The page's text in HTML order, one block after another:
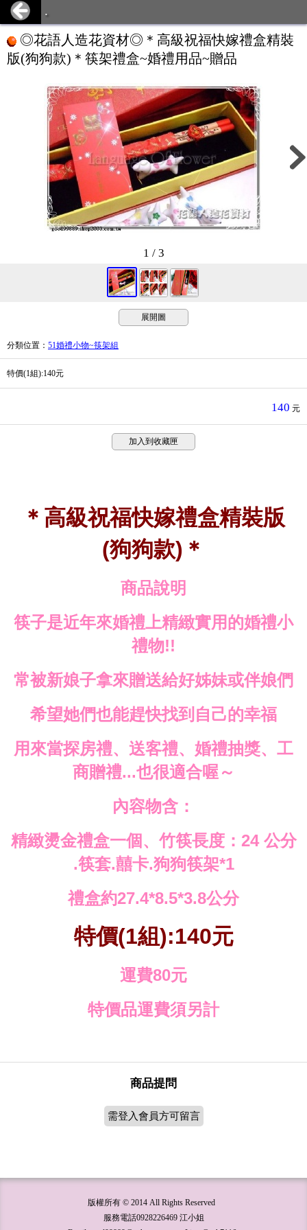
.
◎花語人造花資材◎＊高級祝福快嫁禮盒精裝
版(狗狗款)＊筷架禮盒~婚禮用品~贈品
1 / 3
展開圖
分類位置 ： 51婚禮小物~筷架組
特價(1組):140元
140 元
加入到收藏匣
＊高級祝福快嫁禮盒精裝版
(狗狗款) ＊
商品說明
筷子是近年來婚禮上精緻實用的婚禮小
禮物!!
常被新娘子拿來贈送給好姊妹或伴娘們
希望她們也能趕快找到自己的幸福
用來當探房禮、送客禮、婚禮抽獎、工
商贈禮...也很適合喔～
內容物含：
精緻燙金禮盒一個、竹筷長度： 24 公分
.筷套.囍卡.狗狗筷架*1
禮盒約27.4*8.5*3.8公分
特價(1組):140元
運費80元
特價品運費須另計
商品提問
需登入會員方可留言
版權所有 © 2014 All Rights Reserved
服務電話0928226469 江小姐